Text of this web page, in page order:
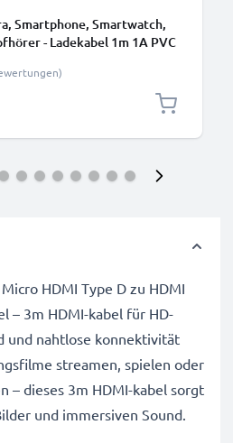
Smartphone, Smartwatch,
- Ladekabel 1m 1A PVC
HDMI Type D zu HDMI
– 3m HDMI-kabel für HD-
und nahtlose konnektivität
streamen, spielen oder
– dieses 3m HDMI-kabel sorgt
und immersiven Sound.